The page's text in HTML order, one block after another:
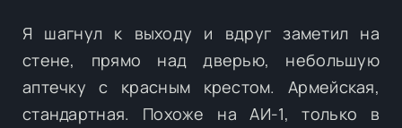
Я шагнул к выходу и вдруг заметил на
стене, прямо над дверью, небольшую
аптечку с красным крестом. Армейская,
стандартная. Похоже на АИ-1, только в